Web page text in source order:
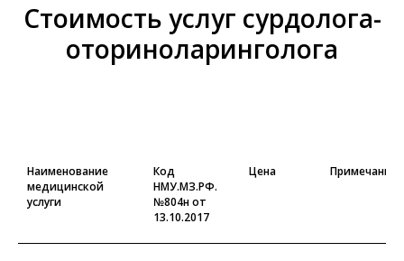
Стоимость услуг сурдолога-
оториноларинголога
Наименование
медицинской
услуги
Код
НМУ.МЗ.РФ.
№804н от
13.10.2017
Цена Примечание